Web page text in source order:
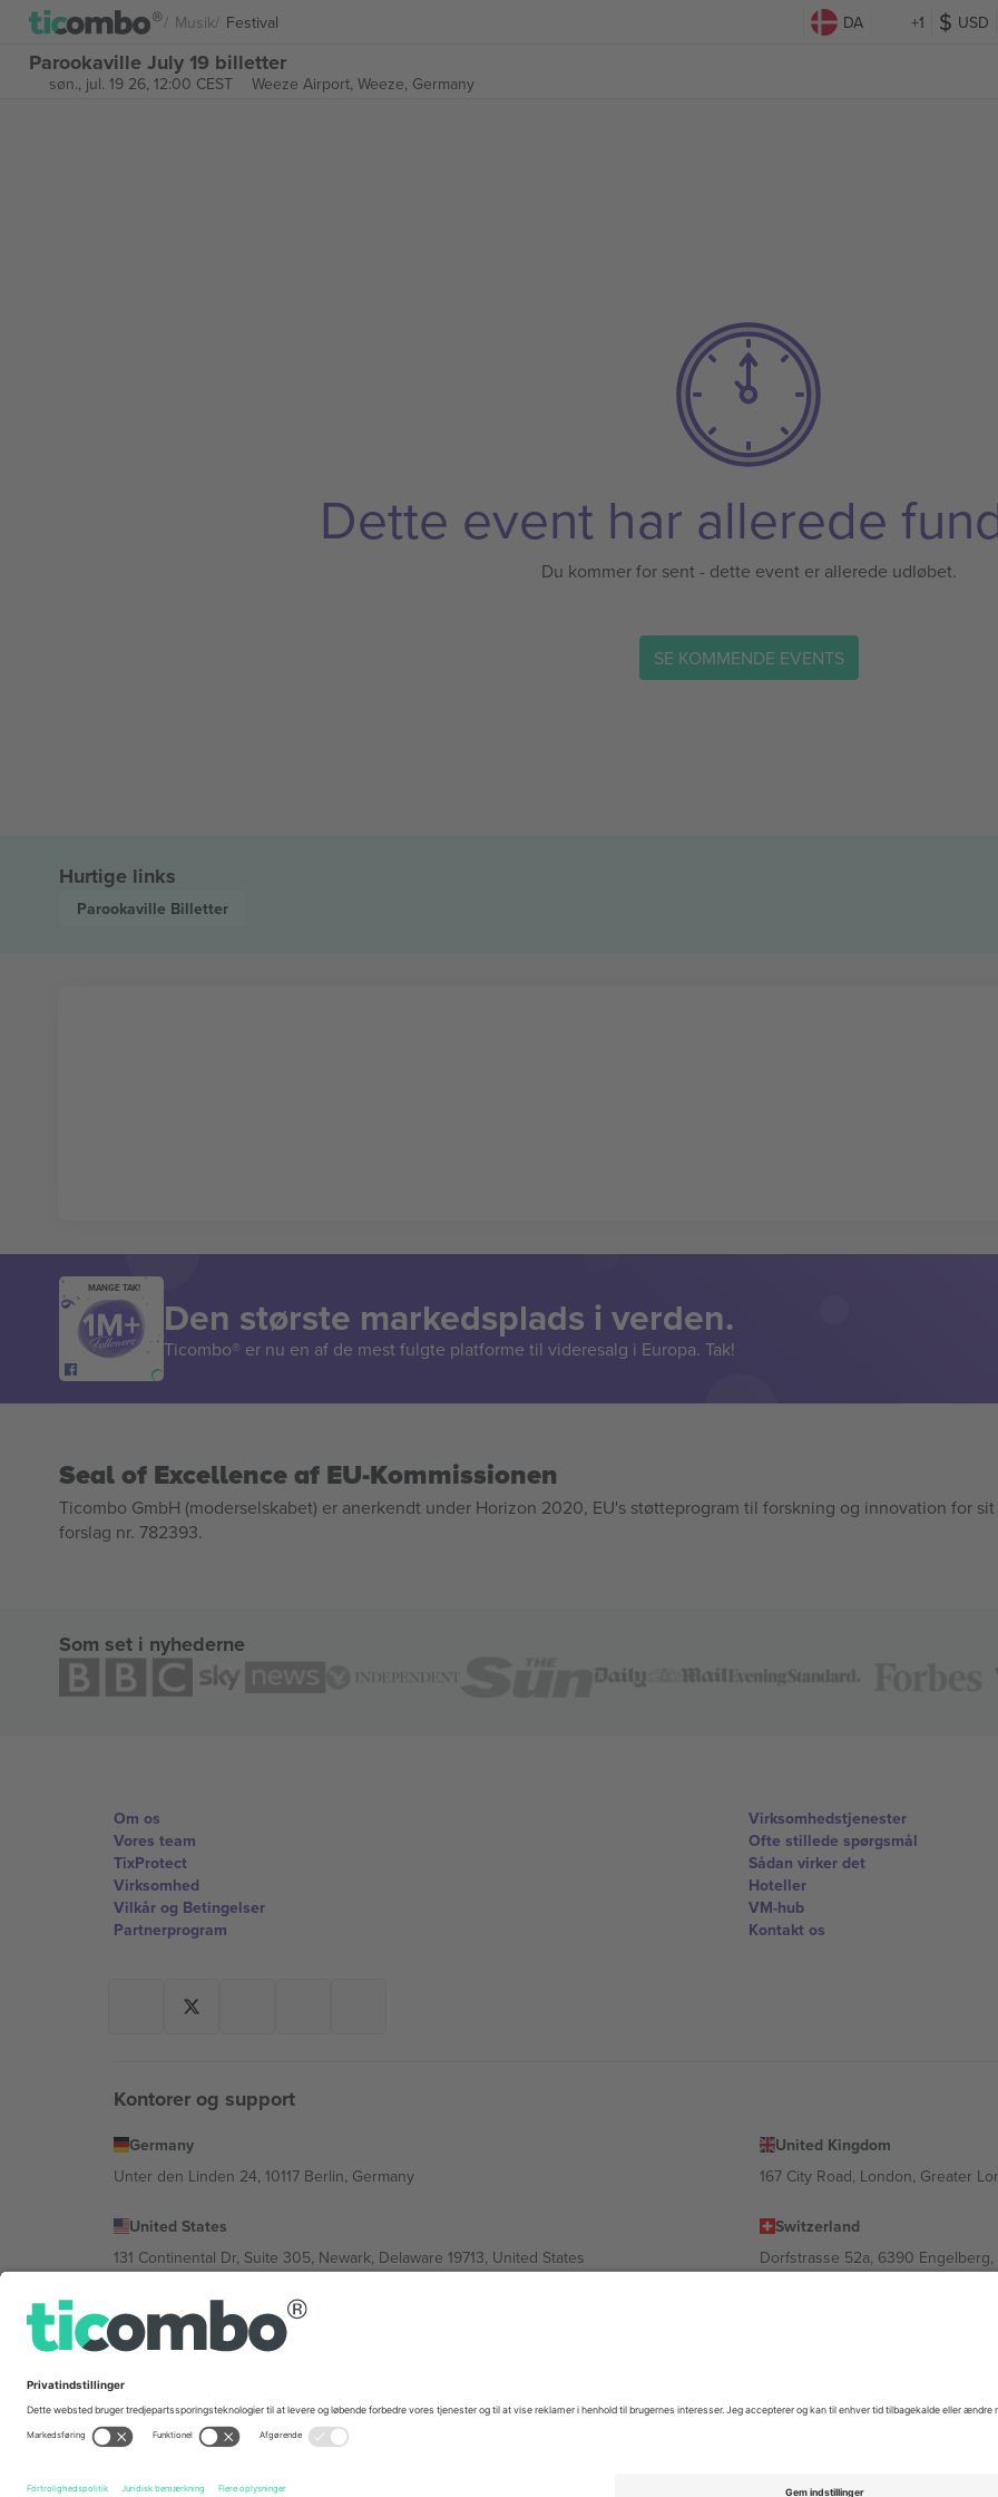
Musik Festival DA +1 USD
Parookaville July 19 billetter
søn., jul. 19 26, 12:00 CEST Weeze Airport, Weeze, Germany
Dette event har allerede
Du kommer for sent - dette event er allerede udløbet.
SE KOMMENDE EVENTS
Hurtige links
Parookaville Billetter
MANGE TAK!
Den største markedsplads i verden.
Ticombo® er nu en af de mest fulgte platforme til videresalg i Europa. Tak!
Seal of Excellence af EU-Kommissionen
Ticombo GmbH (moderselskabet) er anerkendt under Horizon 2020, EU's støtteprogram til forskning og innovation for sit
forslag nr. 782393.
Som set i nyhederne
Om os
Vores team
TixProtect
Virksomhed
Vilkår og Betingelser
Partnerprogram
Virksomhedstjenester
Ofte stillede spørgsmål
Sådan virker det
Hoteller
VM-hub
Kontakt os
Kontorer og support
Germany
Unter den Linden 24, 10117 Berlin, Germany
United Kingdom
167 City Road, London, Greater
United States
131 Continental Dr, Suite 305, Newark, Delaware 19713, United States
Switzerland
Dorfstrasse 52a, 6390 Engelberg,
Bulgaria
Regus Sofia City West, bul Totleben 53-55, 1606 Sofia, Bulgaria
Av Chapultepec 360, Roma Norte, Cuauhtémoc, 06700 Ciudad de México, CDMX, Mexico
© 2026 Ticombo. Alle rettigheder forbeholdes.